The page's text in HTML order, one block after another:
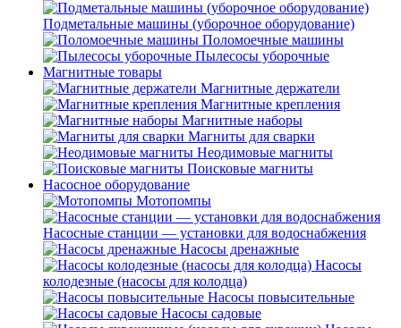
Подметальные машины (уборочное оборудование)
Поломоечные машины
Пылесосы уборочные
Магнитные товары
Магнитные держатели
Магнитные крепления
Магнитные наборы
Магниты для сварки
Неодимовые магниты
Поисковые магниты
Насосное оборудование
Мотопомпы
Насосные станции — установки для водоснабжения
Насосы дренажные
Насосы
колодезные (насосы для колодца)
Насосы повысительные
Насосы садовые